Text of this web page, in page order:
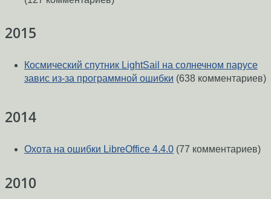
2015
Космический спутник LightSail на солнечном парусе
завис из-за программной ошибки (638 комментариев)
2014
Охота на ошибки LibreOffice 4.4.0 (77 комментариев)
2010